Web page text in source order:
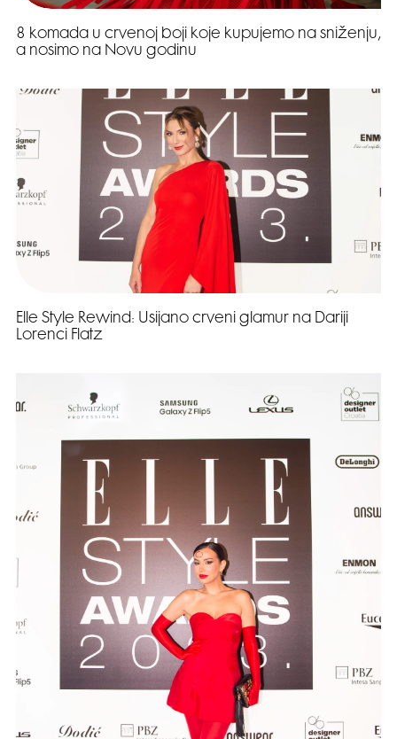
8 komada u crvenoj boji koje kupujemo na sniženju,
a nosimo na Novu godinu
Elle Style Rewind: Usijano crveni glamur na Dariji
Lorenci Flatz